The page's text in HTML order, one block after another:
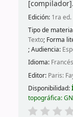
[compilador].
Edición: 1ra ed.
Tipo de
Texto; Forma
; Audiencia:
Idioma: Francés
Editor: Paris:
Disponibilidad:
topográfica: